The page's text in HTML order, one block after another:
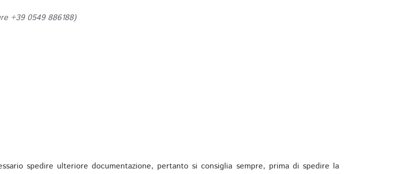
+39 0549 886188)
spedire ulteriore documentazione, pertanto si consiglia sempre, prima di spedire la